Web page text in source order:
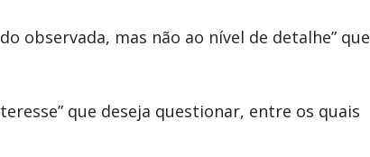
observada, mas não ao nível de detalhe” que
que deseja questionar, entre os quais